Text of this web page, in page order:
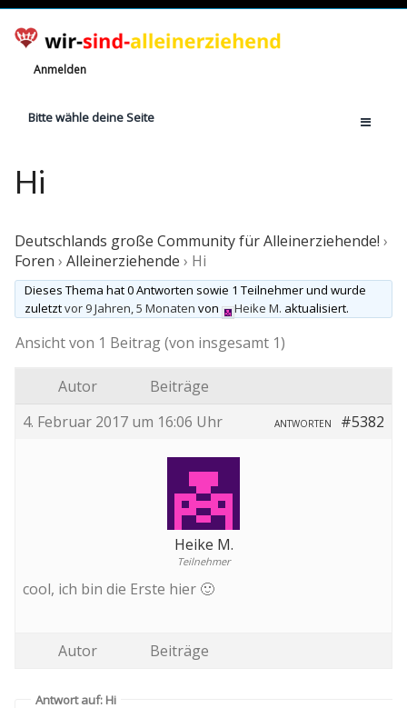
Anmelden
Bitte wähle deine Seite
Anzahl Alleinerziehende
Finanzielle Hilfe
Witze
Wissen
Rechte
Hi
Deutschlands große Community für Alleinerziehende! ›
Foren › Alleinerziehende › Hi
Dieses Thema hat 0 Antworten sowie 1 Teilnehmer und wurde
zuletztvor 9 Jahren, 5 Monaten von Heike M. aktualisiert.
Ansicht von 1 Beitrag (von insgesamt 1)
Autor
Beiträge
4. Februar 2017 um 16:06 Uhr
#5382
ANTWORTEN
Heike M.
Teilnehmer
cool, ich bin die Erste hier 🙂
Autor Beiträge
Antwort auf: Hi